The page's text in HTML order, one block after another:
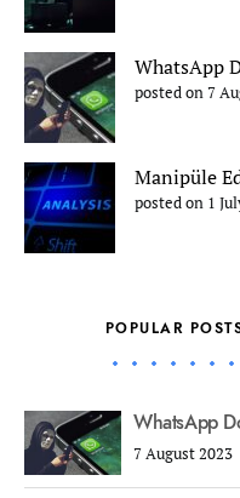
WhatsApp
posted on 7
Manipüle
posted on 1
POPULAR
WhatsApp
7 August 2023